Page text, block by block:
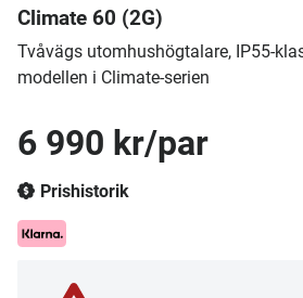
Climate 60 (2G)
Tvåvägs utomhushögtalare, IP55-
modellen i Climate-serien
6 990 kr/par
Prishistorik